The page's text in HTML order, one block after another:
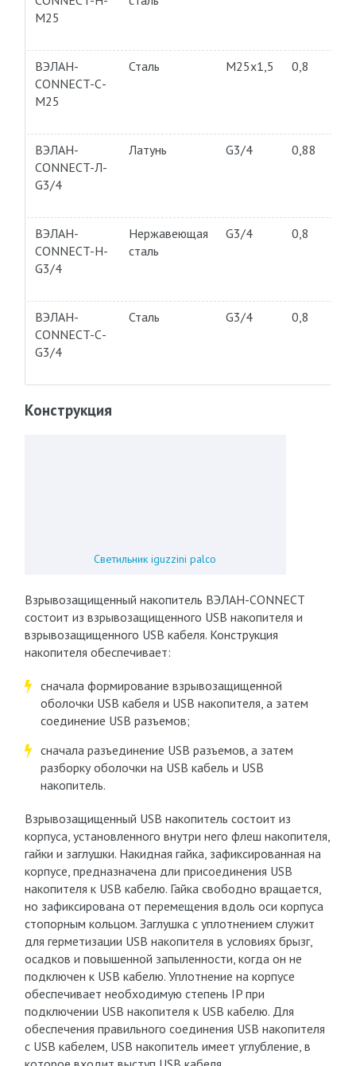
М25
ВЭЛАН-
CONNECT-С-
М25
Сталь M25x1,5 0,8
ВЭЛАН-
CONNECT-Л-
G3/4
Латунь G3/4 0,88
ВЭЛАН-
CONNECT-Н-
G3/4
Нержавеющая
сталь
G3/4 0,8
ВЭЛАН-
CONNECT-С-
G3/4
Сталь G3/4 0,8
Конструкция
Светильник iguzzini palco
Взрывозащищенный накопитель ВЭЛАН-CONNECT
состоит из взрывозащищенного USB накопителя и
взрывозащищенного USB кабеля. Конструкция
накопителя обеспечивает:
сначала формирование взрывозащищенной
оболочки USB кабеля и USB накопителя, а затем
соединение USB разъемов;
сначала разъединение USB разъемов, а затем
разборку оболочки на USB кабель и USB
накопитель.
Взрывозащищенный USB накопитель состоит из
корпуса, установленного внутри него флеш накопителя,
гайки и заглушки. Накидная гайка, зафиксированная на
корпусе, предназначена дли присоединения USB
накопителя к USB кабелю. Гайка свободно вращается,
но зафиксирована от перемещения вдоль оси корпуса
стопорным кольцом. Заглушка с уплотнением служит
для герметизации USB накопителя в условиях брызг,
осадков и повышенной запыленности, когда он не
подключен к USB кабелю. Уплотнение на корпусе
обеспечивает необходимую степень IP при
подключении USB накопителя к USB кабелю. Для
обеспечения правильного соединения USB накопителя
с USB кабелем, USB накопитель имеет углубление, в